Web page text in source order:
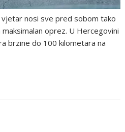
vjetar nosi sve pred sobom tako
oprez. U Hercegovini
brzine do 100 kilometara na